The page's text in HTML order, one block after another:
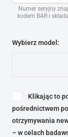
Numer seryjny
kodem BAR i
Wybierz model:
Klikając to
pośrednictwem
otrzymywania
– w celach